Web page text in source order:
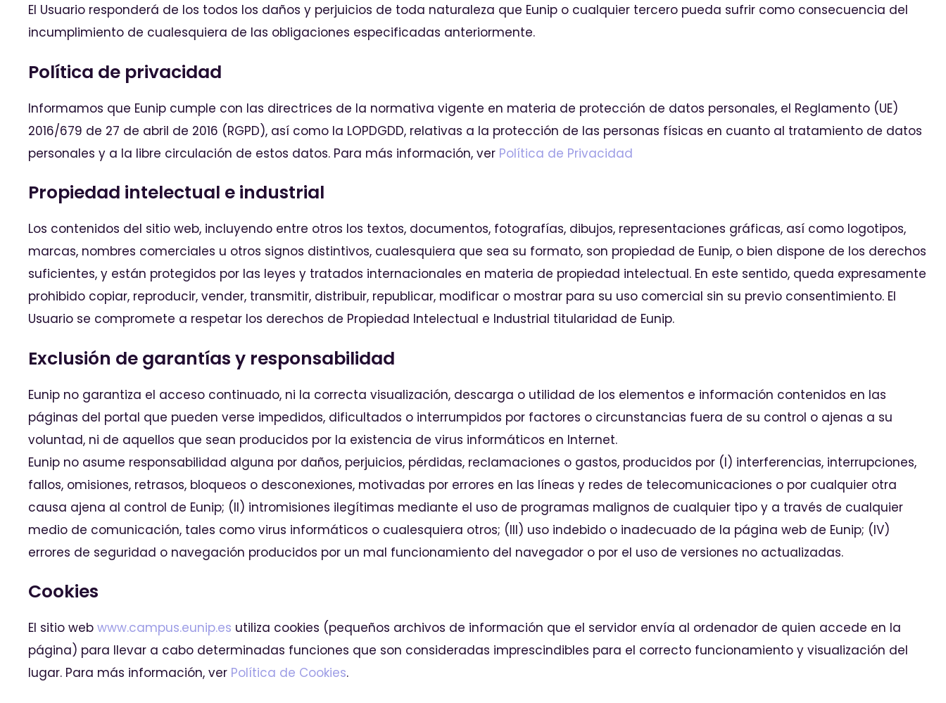
El Usuario responderá de los todos los daños y perjuicios de toda naturaleza que Eunip o cualquier tercero pueda sufrir como consecuencia del
incumplimiento de cualesquiera de las obligaciones especificadas anteriormente.
Política de privacidad
Informamos que Eunip cumple con las directrices de la normativa vigente en materia de protección de datos personales, el Reglamento (UE)
2016/679 de 27 de abril de 2016 (RGPD), así como la LOPDGDD, relativas a la protección de las personas físicas en cuanto al tratamiento de datos
personales y a la libre circulación de estos datos. Para más información, ver Política de Privacidad
Propiedad intelectual e industrial
Los contenidos del sitio web, incluyendo entre otros los textos, documentos, fotografías, dibujos, representaciones gráficas, así como logotipos,
marcas, nombres comerciales u otros signos distintivos, cualesquiera que sea su formato, son propiedad de Eunip, o bien dispone de los derechos
suficientes, y están protegidos por las leyes y tratados internacionales en materia de propiedad intelectual. En este sentido, queda expresamente
prohibido copiar, reproducir, vender, transmitir, distribuir, republicar, modificar o mostrar para su uso comercial sin su previo consentimiento. El
Usuario se compromete a respetar los derechos de Propiedad Intelectual e Industrial titularidad de Eunip.
Exclusión de garantías y responsabilidad
Eunip no garantiza el acceso continuado, ni la correcta visualización, descarga o utilidad de los elementos e información contenidos en las
páginas del portal que pueden verse impedidos, dificultados o interrumpidos por factores o circunstancias fuera de su control o ajenas a su
voluntad, ni de aquellos que sean producidos por la existencia de virus informáticos en Internet.
Eunip no asume responsabilidad alguna por daños, perjuicios, pérdidas, reclamaciones o gastos, producidos por (I) interferencias, interrupciones,
fallos, omisiones, retrasos, bloqueos o desconexiones, motivadas por errores en las líneas y redes de telecomunicaciones o por cualquier otra
causa ajena al control de Eunip; (II) intromisiones ilegítimas mediante el uso de programas malignos de cualquier tipo y a través de cualquier
medio de comunicación, tales como virus informáticos o cualesquiera otros; (III) uso indebido o inadecuado de la página web de Eunip; (IV)
errores de seguridad o navegación producidos por un mal funcionamiento del navegador o por el uso de versiones no actualizadas.
Cookies
El sitio web www.campus.eunip.es utiliza cookies (pequeños archivos de información que el servidor envía al ordenador de quien accede en la
página) para llevar a cabo determinadas funciones que son consideradas imprescindibles para el correcto funcionamiento y visualización del
lugar. Para más información, ver Política de Cookies.